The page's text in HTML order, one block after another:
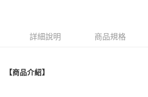
ATM付款詳細說明 商品規格
【商品介紹】